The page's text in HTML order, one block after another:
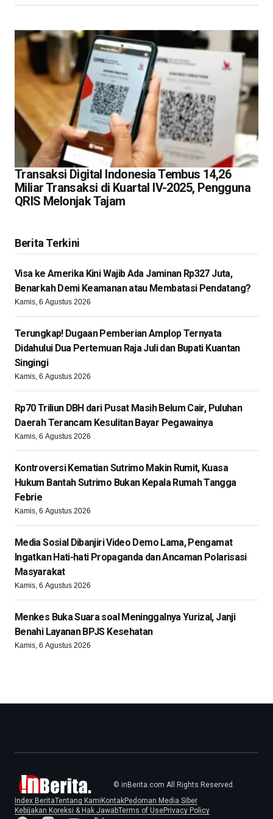
Transaksi Digital Indonesia Tembus 14,26
Miliar Transaksi di Kuartal IV-2025, Pengguna
QRIS Melonjak Tajam
Berita Terkini
Visa ke Amerika Kini Wajib Ada Jaminan Rp327 Juta,
Benarkah Demi Keamanan atau Membatasi Pendatang?
Kamis, 6 Agustus 2026
Terungkap! Dugaan Pemberian Amplop Ternyata
Didahului Dua Pertemuan Raja Juli dan Bupati Kuantan
Singingi
Kamis, 6 Agustus 2026
Rp70 Triliun DBH dari Pusat Masih Belum Cair, Puluhan
Daerah Terancam Kesulitan Bayar Pegawainya
Kamis, 6 Agustus 2026
Kontroversi Kematian Sutrimo Makin Rumit, Kuasa
Hukum Bantah Sutrimo Bukan Kepala Rumah Tangga
Febrie
Kamis, 6 Agustus 2026
Media Sosial Dibanjiri Video Demo Lama, Pengamat
Ingatkan Hati-hati Propaganda dan Ancaman Polarisasi
Masyarakat
Kamis, 6 Agustus 2026
Menkes Buka Suara soal Meninggalnya Yurizal, Janji
Benahi Layanan BPJS Kesehatan
Kamis, 6 Agustus 2026
© inBerita.com All Rights Reserved.
Index BeritaTentang Kami KontakPedoman Media Siber
Kebijakan Koreksi & Hak JawabTerms of UsePrivacy Policy